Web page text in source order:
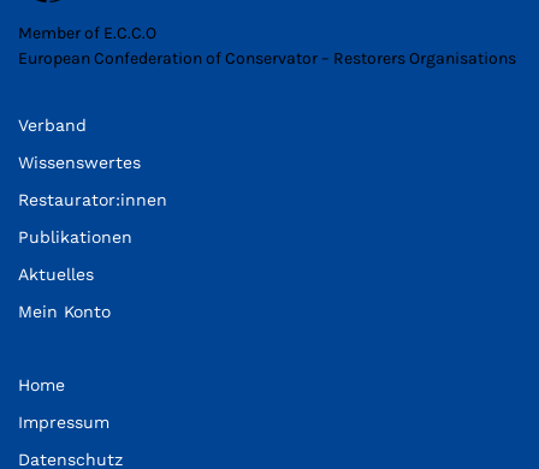
Member of E.C.C.O
European Confederation of Conservator – Restorers Organisations
Verband
Wissenswertes
Restaurator:innen
Publikationen
Aktuelles
Mein Konto
Home
Impressum
Datenschutz